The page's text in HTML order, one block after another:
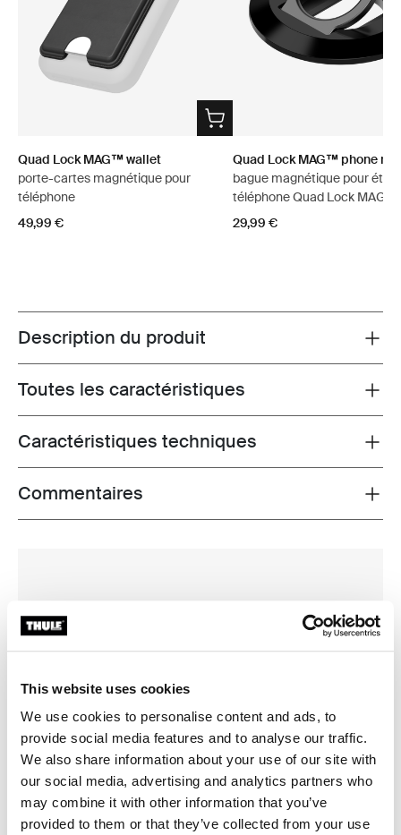
This website uses cookies
We use cookies to personalise content and ads, to
provide social media features and to analyse our traffic.
We also share information about your use of our site with
our social media, advertising and analytics partners who
may combine it with other information that you’ve
provided to them or that they’ve collected from your use
Quad Lock MAG™ wallet
porte-cartes magnétique pour
téléphone
49,99 €
Quad Lock MAG™ phone
bague magnétique pour étui
téléphone Quad Lock MAG™
29,99 €
Toggle overview
Description du produit
Toggle features
Toutes les caractéristiques
Toggle techspec
Caractéristiques techniques
Toggle overview
Commentaires